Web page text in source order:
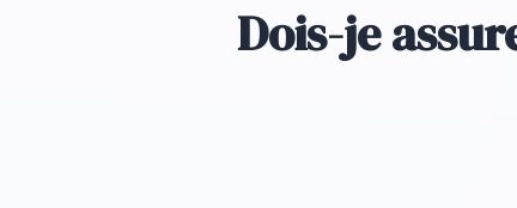
Dois-je